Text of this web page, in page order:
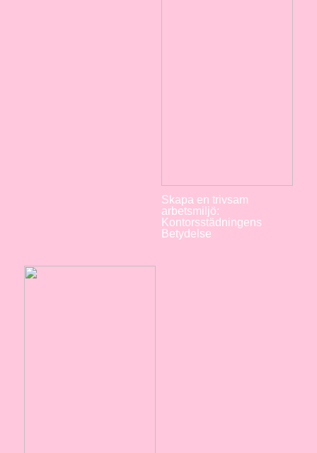
Skapa en trivsam
arbetsmiljö:
Kontorsstädningens
Betydelse